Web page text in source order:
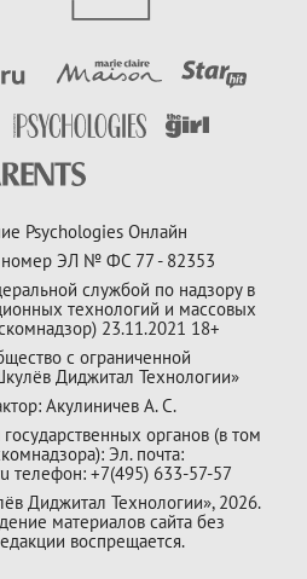
Psychologies Онлайн
номер ЭЛ № ФС 77 - 82353
службой по надзору в
технологий и массовых
23.11.2021 18+
с ограниченной
Диджитал Технологии»
Акулиничев А. С.
органов (в том
Эл. почта:
телефон: +7(495) 633-57-57
Диджитал Технологии», 2026.
материалов сайта без
воспрещается.